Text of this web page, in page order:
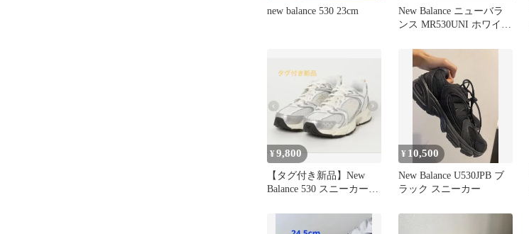
new balance 530 23cm
New Balance ニューバラ
ンス MR530UNI ホワイ
¥9,800
【タグ付き新品】New
Balance 530 スニーカー
¥ 10,500
New Balance U530JPB ブ
ラック スニーカー